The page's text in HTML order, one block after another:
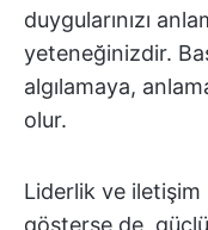
duygularınızı
yeteneğinizdir.
algılamaya,
olur.
Liderlik ve iletişim
gösterse de,